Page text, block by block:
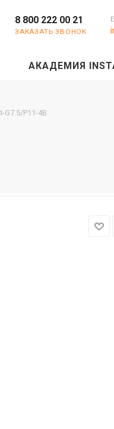
8 800 222 00 21
ЗАКАЗАТЬ ЗВОНОК
АКАДЕМИЯ
G7.5/P11-4B